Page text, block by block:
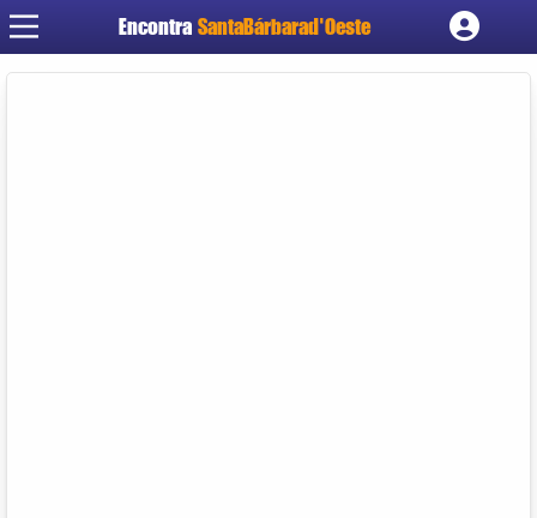
Encontra SantaBárbarad'Oeste
Cadastrar empresa